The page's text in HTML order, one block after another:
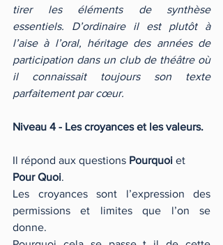
tirer les éléments de synthèse
essentiels. D’ordinaire il est plutôt à
l’aise à l’oral, héritage des années de
participation dans un club de théâtre où
il connaissait toujours son texte
parfaitement par cœur.
Niveau 4 - Les croyances et les valeurs.
Il répond aux questions Pourquoi et
Pour Quoi.
Les croyances sont l’expression des
permissions et limites que l’on se
donne.